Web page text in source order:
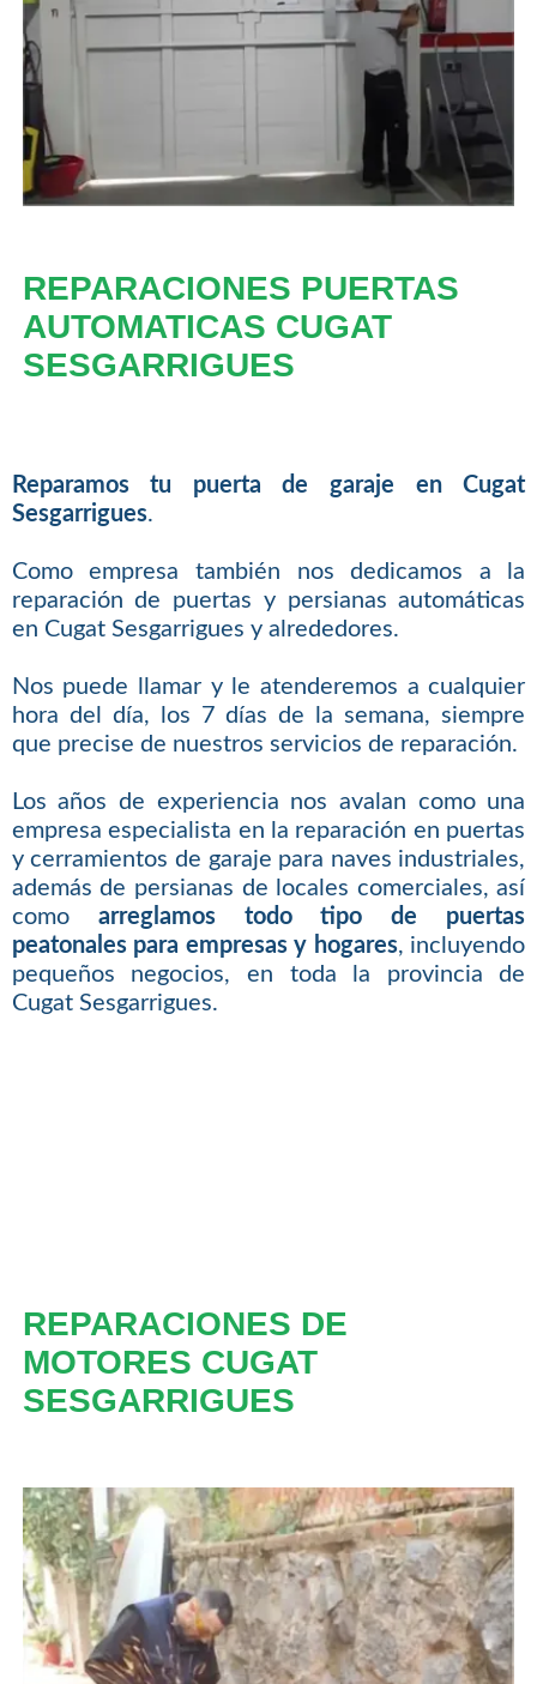
REPARACIONES PUERTAS
AUTOMATICAS CUGAT
SESGARRIGUES
Reparamos tu puerta de garaje en Cugat
Sesgarrigues.
Como empresa también nos dedicamos a la
reparación de puertas y persianas automáticas
en Cugat Sesgarrigues y alrededores.
Nos puede llamar y le atenderemos a cualquier
hora del día, los 7 días de la semana, siempre
que precise de nuestros servicios de reparación.
Los años de experiencia nos avalan como una
empresa especialista en la reparación en puertas
y cerramientos de garaje para naves industriales,
además de persianas de locales comerciales, así
como arreglamos todo tipo de puertas
peatonales para empresas y hogares, incluyendo
pequeños negocios, en toda la provincia de
Cugat Sesgarrigues.
REPARACIONES DE
MOTORES CUGAT
SESGARRIGUES